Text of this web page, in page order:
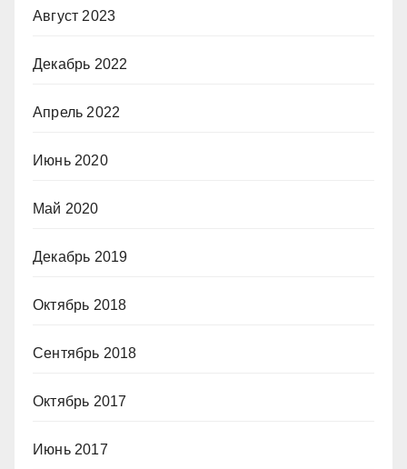
Август 2023
Декабрь 2022
Апрель 2022
Июнь 2020
Май 2020
Декабрь 2019
Октябрь 2018
Сентябрь 2018
Октябрь 2017
Июнь 2017